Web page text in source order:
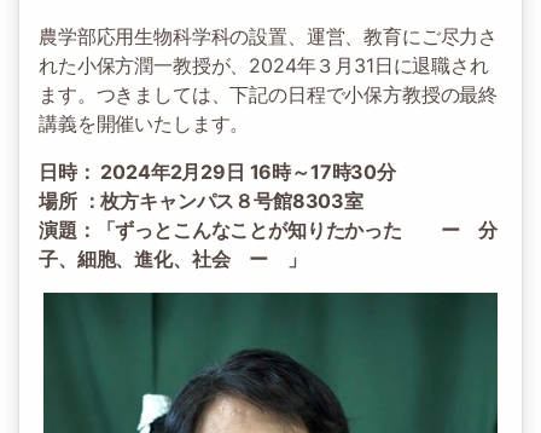
農学部応用生物科学科の設置、運営、教育にご尽力さ
れた小保方潤一教授が、2024年３月31日に退職され
ます。つきましては、下記の日程で小保方教授の最終
講義を開催いたします。
日時： 2024年2月29日 16時～17時30分
場所 ：枚方キャンパス８号館8303室
演題：「ずっとこんなことが知りたかった ー 分
子、細胞、進化、社会 ー 」